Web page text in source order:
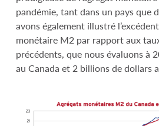
pandémie, tant dans un pays que
avons également illustré
monétaire M2 par rapport aux
précédents, que nous évaluons à
au Canada et 2 billions de dollars